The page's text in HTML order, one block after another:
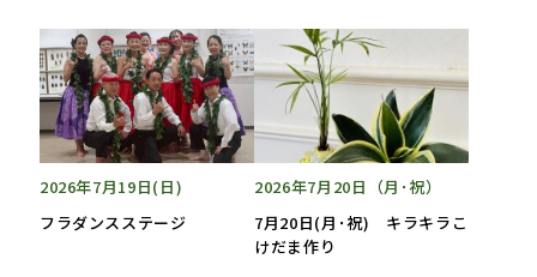
2026年7月19日(日)
フラダンスステージ
2026年7月20日（月･祝）
7月20日(月･祝) キラキラこ
けだま作り